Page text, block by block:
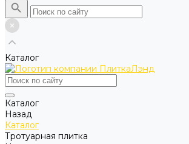
Каталог
Каталог
Назад
Каталог
Тротуарная плитка